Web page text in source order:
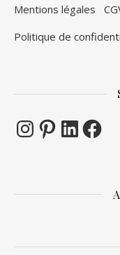
Mentions légales
Politique de
Instagram
PinterestLinkedIn